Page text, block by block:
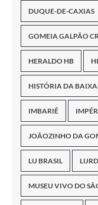
DUQUE-DE-CAXIAS
GOMEIA GALPÃO
HERALDO HB
HISTÓRIA DA
IMBARIÊ
JOÃOZINHO DA
LU BRASIL
MUSEU VIVO DO